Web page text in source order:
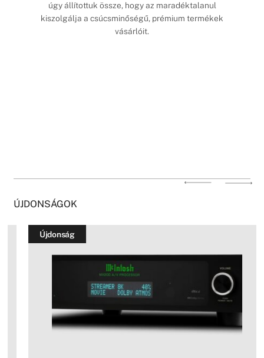
úgy állítottuk össze, hogy az maradéktalanul
kiszolgálja a csúcsminőségű, prémium termékek
vásárlóit.
ÚJDONSÁGOK
Újdonság